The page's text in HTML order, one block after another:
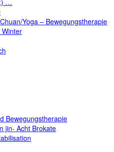
…
Yoga – Bewegungstherapie
Winter
Bewegungstherapie
jin- Acht Brokate